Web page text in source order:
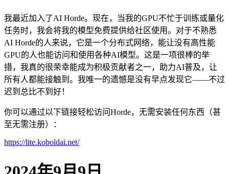
我最近加入了AI Horde。现在，当我的GPU不忙于训练或量化
任务时，我会将我的模型免费提供给社区使用。对于不熟悉
AI Horde的人来说，它是一个分布式网络，能让没有高性能
GPU的人也能访问和使用各种AI模型。这是一项很棒的举
措，我真的很荣幸能成为积极贡献者之一，助力AI普及，让
所有人都能接触到。我唯一的遗憾是没有早点发现它——不过
迟到总比不到好！
你可以通过以下链接轻松访问Horde，无需安装任何东西（甚
至无需注册）：
https://lite.koboldai.net/